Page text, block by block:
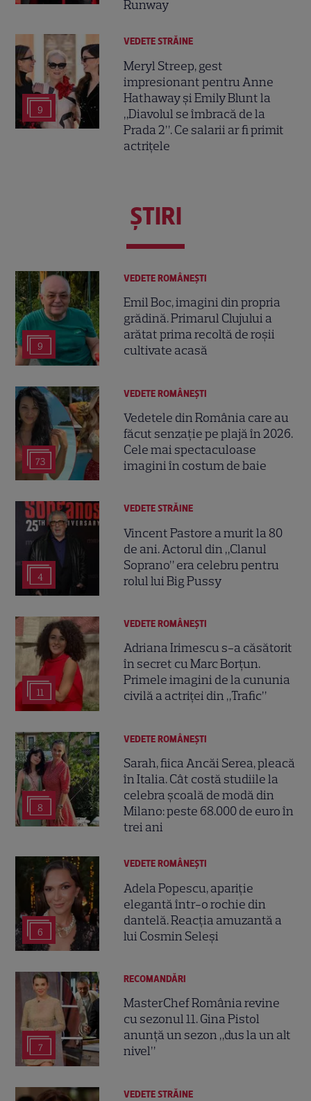
Runway
9
VEDETE STRĂINE
Meryl Streep, gest
impresionant pentru Anne
Hathaway și Emily Blunt la
„Diavolul se îmbracă de la
Prada 2”. Ce salarii ar fi primit
actrițele
ŞTIRI
9
VEDETE ROMÂNEŞTI
Emil Boc, imagini din propria
grădină. Primarul Clujului a
arătat prima recoltă de roșii
cultivate acasă
73
VEDETE ROMÂNEŞTI
Vedetele din România care au
făcut senzație pe plajă în 2026.
Cele mai spectaculoase
imagini în costum de baie
4
VEDETE STRĂINE
Vincent Pastore a murit la 80
de ani. Actorul din „Clanul
Soprano” era celebru pentru
rolul lui Big Pussy
11
VEDETE ROMÂNEŞTI
Adriana Irimescu s-a căsătorit
în secret cu Marc Borțun.
Primele imagini de la cununia
civilă a actriței din „Trafic”
8
VEDETE ROMÂNEŞTI
Sarah, fiica Ancăi Serea, pleacă
în Italia. Cât costă studiile la
celebra școală de modă din
Milano: peste 68.000 de euro în
trei ani
6
VEDETE ROMÂNEŞTI
Adela Popescu, apariție
elegantă într-o rochie din
dantelă. Reacția amuzantă a
lui Cosmin Seleși
7
RECOMANDĂRI
MasterChef România revine
cu sezonul 11. Gina Pistol
anunță un sezon „dus la un alt
nivel”
VEDETE STRĂINE